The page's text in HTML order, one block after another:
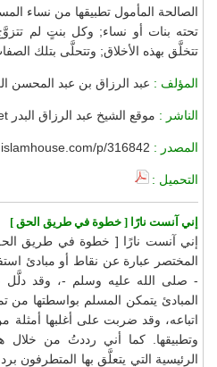
الصالحة المأمول تطبيقها من نساء
تحته بنات أو نساء; وكل بنتٍ لم
تتخلَّق بهذه الأخلاق; وتتحلَّى بتلك
المؤلف : عبد الرزاق بن عبد المحسن
الناشر : موقع الشيخ عبد الرزاق البدر http://www.al-badr.net
المصدر : p/316842
التحميل :
إني آنست نارًا [ خطوة في طريق الحق ]
إني آنست نارًا [ خطوة في طريق
المختصر عبارة عن نقاط أو مبادئ
- صلى الله عليه وسلم -، وقد دلَّل
المبادئ يتمكن المسلم بواسطتها من
اتباعه، وقد ضربت على أغلبها أمثلة
وتطبيقها. كما أني رددتُ من خلال
الرئيسية التي يتعلَّق بها المتطرفون